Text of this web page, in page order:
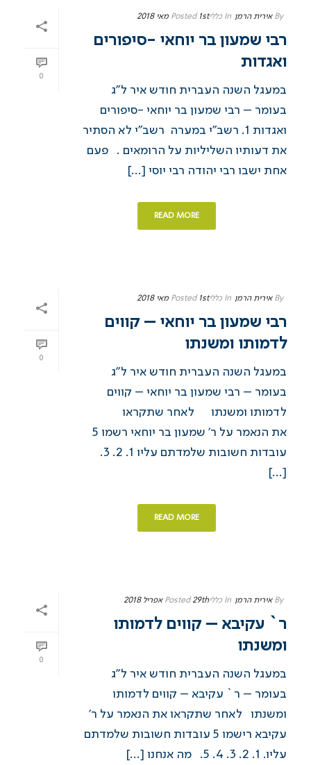
0
By אירית הרמן In כללי Posted 1st מאי 2018
רבי שמעון בר יוחאי -סיפורים
ואגדות
במעגל השנה העברית חודש איר ל”ג
בעומר – רבי שמעון בר יוחאי -סיפורים
ואגדות ​1. רשב”י במערה רשב”י לא הסתיר
את דעותיו השליליות על הרומאים . פעם
אחת ישבו רבי יהודה רבי יוסי [...]
READ MORE
0
By אירית הרמן In כללי Posted 1st מאי 2018
רבי שמעון בר יוחאי – קווים
לדמותו ומשנתו
במעגל השנה העברית חודש איר ל”ג
בעומר – רבי שמעון בר יוחאי – קווים
לדמותו ומשנתו ​ לאחר שתקראו
את הנאמר על ר’ שמעון בר יוחאי רשמו 5
עובדות חשובות שלמדתם עליו 1. 2. 3.
[...]
READ MORE
0
By אירית הרמן In כללי Posted 29th אפריל 2018
ר` עקיבא – קווים לדמותו
ומשנתו
במעגל השנה העברית חודש איר ל”ג
בעומר – ר` עקיבא – קווים לדמותו
ומשנתו לאחר שתקראו את הנאמר על ר’
עקיבא רישמו 5 עובדות חשובות שלמדתם
עליו. 1. 2. 3. 4. 5. מה אנחנו [...]